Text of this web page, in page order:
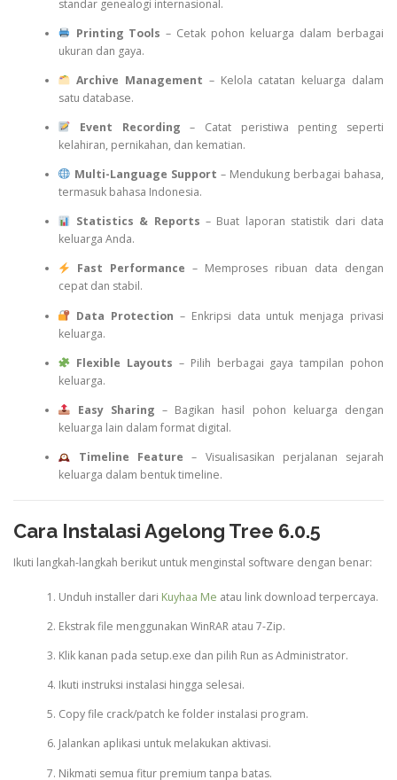
standar genealogi internasional.
Printing Tools – Cetak pohon keluarga dalam berbagai
ukuran dan gaya.
Archive Management – Kelola catatan keluarga dalam
satu database.
Event Recording – Catat peristiwa penting seperti
kelahiran, pernikahan, dan kematian.
Multi-Language Support – Mendukung berbagai bahasa,
termasuk bahasa Indonesia.
Statistics & Reports – Buat laporan statistik dari data
keluarga Anda.
Fast Performance – Memproses ribuan data dengan
cepat dan stabil.
Data Protection – Enkripsi data untuk menjaga privasi
keluarga.
Flexible Layouts – Pilih berbagai gaya tampilan pohon
keluarga.
Easy Sharing – Bagikan hasil pohon keluarga dengan
keluarga lain dalam format digital.
Timeline Feature – Visualisasikan perjalanan sejarah
keluarga dalam bentuk timeline.
Cara Instalasi Agelong Tree 6.0.5
Ikuti langkah-langkah berikut untuk menginstal software dengan benar:
Unduh installer dari Kuyhaa Me atau link download terpercaya.
Ekstrak file menggunakan WinRAR atau 7-Zip.
Klik kanan pada setup.exe dan pilih Run as Administrator.
Ikuti instruksi instalasi hingga selesai.
Copy file crack/patch ke folder instalasi program.
Jalankan aplikasi untuk melakukan aktivasi.
Nikmati semua fitur premium tanpa batas.